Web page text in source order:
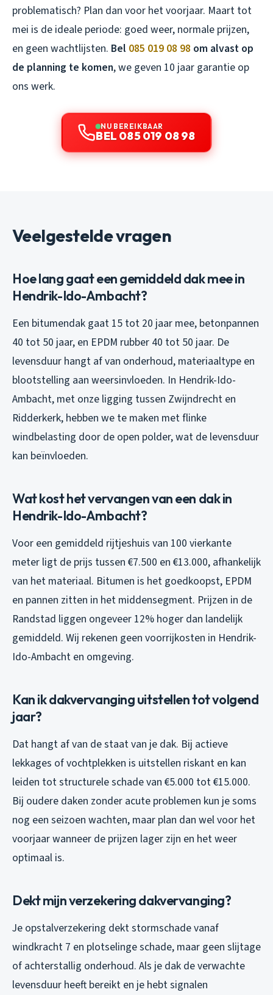
problematisch? Plan dan voor het voorjaar. Maart tot
mei is de ideale periode: goed weer, normale prijzen,
en geen wachtlijsten. Bel 085 019 08 98 om alvast op
de planning te komen, we geven 10 jaar garantie op
ons werk.
NU BEREIKBAAR
BEL 085 019 08 98
Veelgestelde vragen
Hoe lang gaat een gemiddeld dak mee in
Hendrik-Ido-Ambacht?
Een bitumendak gaat 15 tot 20 jaar mee, betonpannen
40 tot 50 jaar, en EPDM rubber 40 tot 50 jaar. De
levensduur hangt af van onderhoud, materiaaltype en
blootstelling aan weersinvloeden. In Hendrik-Ido-
Ambacht, met onze ligging tussen Zwijndrecht en
Ridderkerk, hebben we te maken met flinke
windbelasting door de open polder, wat de levensduur
kan beïnvloeden.
Wat kost het vervangen van een dak in
Hendrik-Ido-Ambacht?
Voor een gemiddeld rijtjeshuis van 100 vierkante
meter ligt de prijs tussen €7.500 en €13.000, afhankelijk
van het materiaal. Bitumen is het goedkoopst, EPDM
en pannen zitten in het middensegment. Prijzen in de
Randstad liggen ongeveer 12% hoger dan landelijk
gemiddeld. Wij rekenen geen voorrijkosten in Hendrik-
Ido-Ambacht en omgeving.
Kan ik dakvervanging uitstellen tot volgend
jaar?
Dat hangt af van de staat van je dak. Bij actieve
lekkages of vochtplekken is uitstellen riskant en kan
leiden tot structurele schade van €5.000 tot €15.000.
Bij oudere daken zonder acute problemen kun je soms
nog een seizoen wachten, maar plan dan wel voor het
voorjaar wanneer de prijzen lager zijn en het weer
optimaal is.
Dekt mijn verzekering dakvervanging?
Je opstalverzekering dekt stormschade vanaf
windkracht 7 en plotselinge schade, maar geen slijtage
of achterstallig onderhoud. Als je dak de verwachte
levensduur heeft bereikt en je hebt signalen